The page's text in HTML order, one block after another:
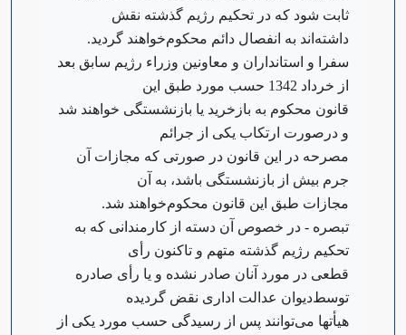
ثابت شود که در تحکیم رژیم گذشته نقش
داشته‌اند به انفصال دائم محکوم‌خواهند گردید.
‌سفرا و استانداران و معاونین وزراء رژیم سابق بعد
از خرداد 1342 حسب مورد طبق این
قانون محکوم به بازخرید یا بازنشستگی خواهند شد
و در‌صورت ارتکاب یکی از جرائم
مصرحه در این قانون در صورتی که مجازات آن
جرم بیش از بازنشستگی باشد، به آن
مجازات طبق این قانون محکوم‌خواهند شد.
‌تبصره - در خصوص آن دسته از کارمندانی که به
تحکیم رژیم گذشته متهم و تاکنون رأی
قطعی در مورد آنان صادر نشده و یا رأی صادره
توسط‌دیوان عدالت اداری نقض گردیده
هیأتها می‌توانند پس از رسیدگی حسب مورد یکی از